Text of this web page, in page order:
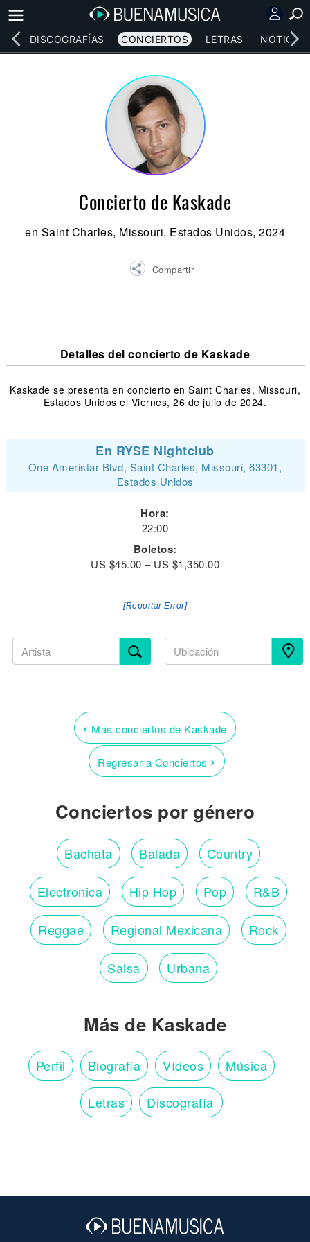
DISCOGRAFÍAS CONCIERTOS LETRAS NOTICIAS
Concierto de Kaskade
en Saint Charles, Missouri, Estados Unidos, 2024
Compartir
Detalles del concierto de Kaskade
Kaskade se presenta en concierto en Saint Charles, Missouri,
Estados Unidos el Viernes, 26 de julio de 2024.
En RYSE Nightclub
One Ameristar Blvd, Saint Charles, Missouri, 63301,
Estados Unidos
Hora:
22:00
Boletos:
US $45.00 – US $1,350.00
[Reportar Error]
‹ Más conciertos de Kaskade
Regresar a Conciertos ›
Conciertos por género
Bachata Balada Country
Electronica Hip Hop Pop R&B
Reggae Regional Mexicana Rock
Salsa Urbana
Más de Kaskade
Perfil Biografía Vídeos Música
Letras Discografía